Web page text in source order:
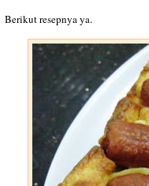
Berikut resepnya ya.